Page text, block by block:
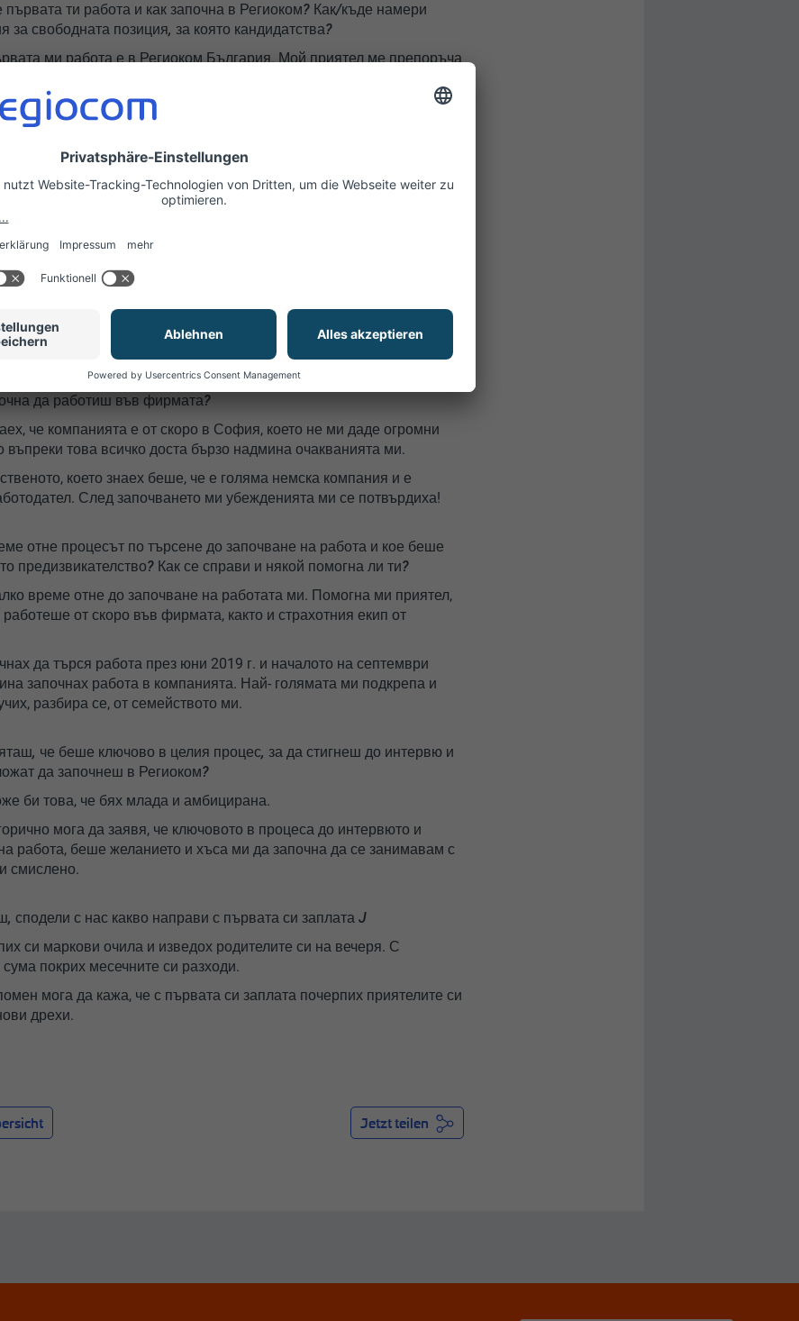
ти работа и как започна в Региоком? Как/къде намери
за свободната позиция, за която кандидатства?
ми работа е в Региоком България. Мой приятел ме препоръча
с немски език.
първа работа е също в Региоком България. Обявата ми попадна в
за интервюто и какво помниш от него?
бях подготвила за интервюто. Помня обаче, че въпреки това
още от начало много приветливи и знаех, че ще успеят да ме
за работа се готвих в продължение на една седмица като
немския език. Спомените ми за интервюто са бегли, но помня, че
и уверен.
за Региоком преди да започнеш? И какво те изненада, когато
да работиш във фирмата?
че компанията е от скоро в София, което не ми даде огромни
въпреки това всичко доста бързо надмина очакванията ми.
което знаех беше, че е голяма немска компания и е
След започването ми убежденията ми се потвърдиха!
отне процесът по търсене до започване на работа и кое беше
предизвикателство? Как се справи и някой помогна ли ти?
време отне до започване на работата ми. Помогна ми приятел,
от скоро във фирмата, както и страхотния екип от
да търся работа през юни 2019 г. и началото на септември
започнах работа в компанията. Най- голямата ми подкрепа и
разбира се, от семейството ми.
че беше ключово в целия процес, за да стигнеш до интервю и
да започнеш в Региоком?
би това, че бях млада и амбицирана.
мога да заявя, че ключовото в процеса до интервюто и
работа, беше желанието и хъса ми да започна да се занимавам с
смислено.
сподели с нас какво направи с първата си заплата J
си маркови очила и изведох родителите си на вечеря. С
покрих месечните си разходи.
мога да кажа, че с първата си заплата почерпих приятелите си
дрехи.
Jetzt teilen